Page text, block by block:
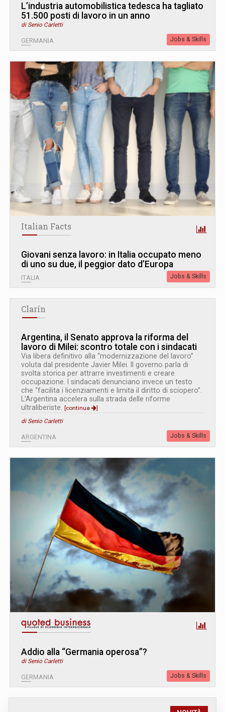
L’industria automobilistica tedesca ha tagliato
51.500 posti di lavoro in un anno
di Senio Carletti
GERMANIA Jobs & Skills
Italian Facts
Giovani senza lavoro: in Italia occupato meno
di uno su due, il peggior dato d’Europa
ITALIA Jobs & Skills
Clarín
Argentina, il Senato approva la riforma del
lavoro di Milei: scontro totale con i sindacati
Via libera definitivo alla “modernizzazione del lavoro”
voluta dal presidente Javier Milei. Il governo parla di
svolta storica per attrarre investimenti e creare
occupazione. I sindacati denunciano invece un testo
che “facilita i licenziamenti e limita il diritto di sciopero”.
L’Argentina accelera sulla strada delle riforme
ultraliberiste. [continua
]
di Senio Carletti
ARGENTINA Jobs & Skills
Addio alla “Germania operosa”?
di Senio Carletti
GERMANIA Jobs & Skills